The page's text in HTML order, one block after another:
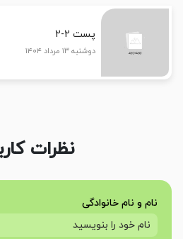
پست 2-2
دوشنبه ۱۳ مرداد ۱۴۰۴
نظرات
نام و نام خانوادگی